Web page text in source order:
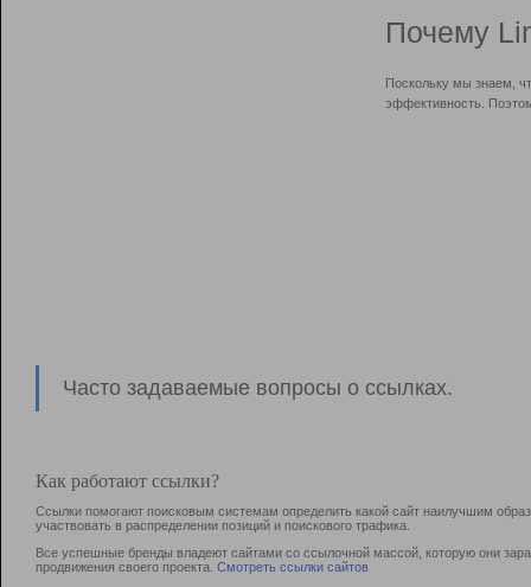
Почему
Поскольку мы знаем,
эффективность.
Часто задаваемые вопросы о ссылках.
Как работают ссылки?
Ссылки помогают поисковым системам определить какой сайт наилучшим
участвовать в раcпределении позиций и поискового трафика.
Все успешные бренды владеют сайтами со ссылочной массой, которую они
продвижения своего проекта. Смотреть ссылки сайтов